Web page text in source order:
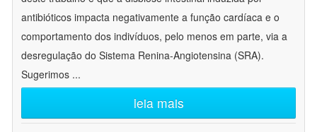
antibióticos impacta negativamente a função cardíaca e o
comportamento dos indivíduos, pelo menos em parte, via a
desregulação do Sistema Renina-Angiotensina (SRA).
Sugerimos ...
leia mais